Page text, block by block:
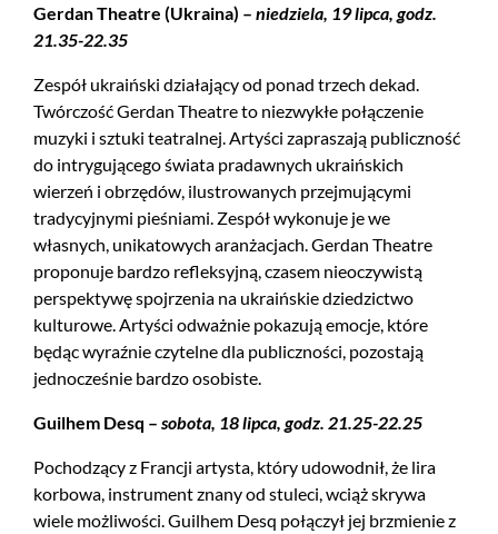
Gerdan Theatre (Ukraina) – niedziela, 19 lipca, godz.
21.35-22.35
Zespół ukraiński działający od ponad trzech dekad.
Twórczość Gerdan Theatre to niezwykłe połączenie
muzyki i sztuki teatralnej. Artyści zapraszają publiczność
do intrygującego świata pradawnych ukraińskich
wierzeń i obrzędów, ilustrowanych przejmującymi
tradycyjnymi pieśniami. Zespół wykonuje je we
własnych, unikatowych aranżacjach. Gerdan Theatre
proponuje bardzo refleksyjną, czasem nieoczywistą
perspektywę spojrzenia na ukraińskie dziedzictwo
kulturowe. Artyści odważnie pokazują emocje, które
będąc wyraźnie czytelne dla publiczności, pozostają
jednocześnie bardzo osobiste.
Guilhem Desq – sobota, 18 lipca, godz. 21.25-22.25
Pochodzący z Francji artysta, który udowodnił, że lira
korbowa, instrument znany od stuleci, wciąż skrywa
wiele możliwości. Guilhem Desq połączył jej brzmienie z